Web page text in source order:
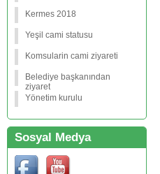
Kermes 2018
Yeşil cami statusu
Komsularin cami ziyareti
Belediye başkanından
ziyaret
Yönetim kurulu
Sosyal Medya